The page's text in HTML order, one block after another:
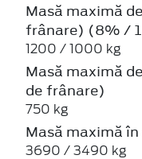
Masă maximă
frânare) (8% /
1200 / 1000 kg
Masă maximă
de frânare)
750 kg
Masă maximă
3690 / 3490 kg